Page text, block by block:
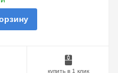
купить в 1 клик